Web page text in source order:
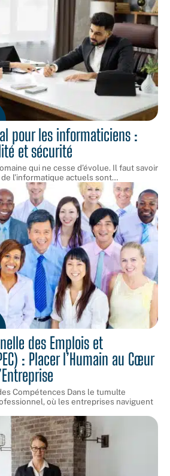
pour les informaticiens :
et sécurité
qui ne cesse d’évolue. Il faut savoir
l’informatique actuels sont…
des Emplois et
: Placer l’Humain au Cœur
Compétences Dans le tumulte
où les entreprises naviguent